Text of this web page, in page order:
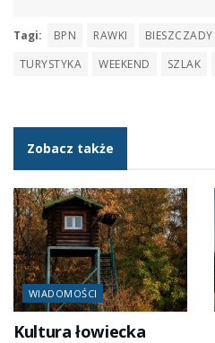
Tagi: BPN RAWKI BIESZCZADY
TURYSTYKA
WEEKEND SZLAK
Zobacz także
WIADOMOŚCI
Kultura łowiecka